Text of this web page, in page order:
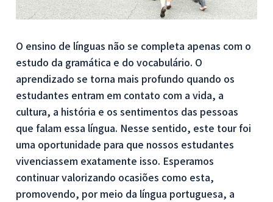
O ensino de línguas não se completa apenas com o
estudo da gramática e do vocabulário. O
aprendizado se torna mais profundo quando os
estudantes entram em contato com a vida, a
cultura, a história e os sentimentos das pessoas
que falam essa língua. Nesse sentido, este tour foi
uma oportunidade para que nossos estudantes
vivenciassem exatamente isso. Esperamos
continuar valorizando ocasiões como esta,
promovendo, por meio da língua portuguesa, a